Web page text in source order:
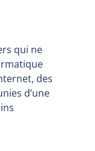
qui ne
des
d’une